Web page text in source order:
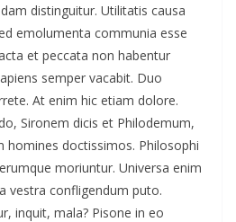
distinguitur. Utilitatis causa
emolumenta communia esse
et peccata non habentur
semper vacabit. Duo
At enim hic etiam dolore.
Sironem dicis et Philodemum,
doctissimos. Philosophi
moriuntur. Universa enim
vestra confligendum puto.
inquit, mala? Pisone in eo